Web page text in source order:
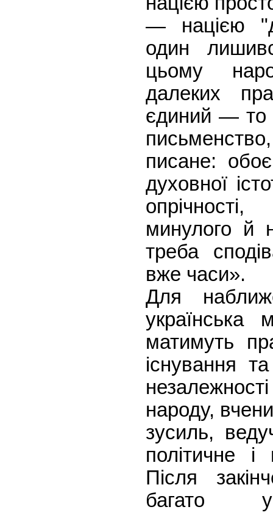
— нацією
один
цьому
далеких
єдиний — то
писане:
духовної
минулого й
треба
вже часи».
Для
українська
матимуть
існування
народу,
зусиль,
політичне і
Після
багато